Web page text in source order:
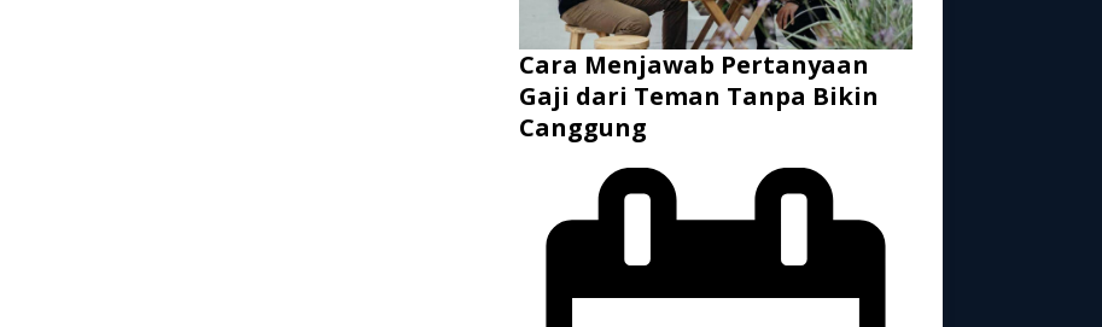
Cara Menjawab Pertanyaan
Gaji dari Teman Tanpa Bikin
Canggung